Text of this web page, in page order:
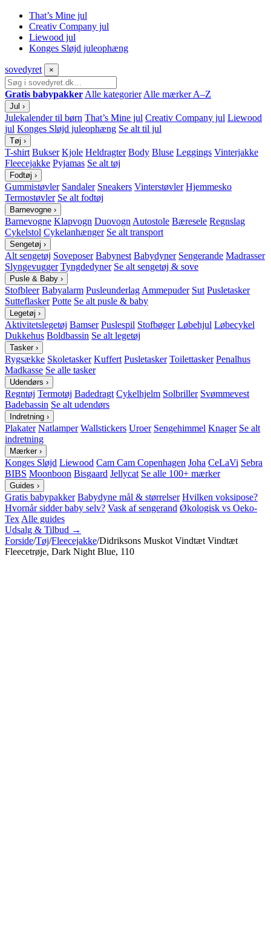
That’s Mine jul
Creativ Company jul
Liewood jul
Konges Sløjd juleophæng
sovedyret ×
Gratis babypakker Alle kategorier Alle mærker A–Z
Jul ›
Julekalender til børn That’s Mine jul Creativ Company jul Liewood
jul Konges Sløjd juleophæng Se alt til jul
Tøj ›
T-shirt Bukser Kjole Heldragter Body Bluse Leggings Vinterjakke
Fleecejakke Pyjamas Se alt tøj
Fodtøj ›
Gummistøvler Sandaler Sneakers Vinterstøvler Hjemmesko
Termostøvler Se alt fodtøj
Barnevogne ›
Barnevogne Klapvogn Duovogn Autostole Bæresele Regnslag
Cykelstol Cykelanhænger Se alt transport
Sengetøj ›
Alt sengetøj Soveposer Babynest Babydyner Sengerande Madrasser
Slyngevugger Tyngdedyner Se alt sengetøj & sove
Pusle & Baby ›
Stofbleer Babyalarm Pusleunderlag Ammepuder Sut Pusletasker
Sutteflasker Potte Se alt pusle & baby
Legetøj ›
Aktivitetslegetøj Bamser Puslespil Stofbøger Løbehjul Løbecykel
Dukkehus Boldbassin Se alt legetøj
Tasker ›
Rygsække Skoletasker Kuffert Pusletasker Toilettasker Penalhus
Madkasse Se alle tasker
Udendørs ›
Regntøj Termotøj Badedragt Cykelhjelm Solbriller Svømmevest
Badebassin Se alt udendørs
Indretning ›
Plakater Natlamper Wallstickers Uroer Sengehimmel Knager Se alt
indretning
Mærker ›
Konges Sløjd Liewood Cam Cam Copenhagen Joha CeLaVi Sebra
BIBS Moonboon Bisgaard Jellycat Se alle 100+ mærker
Guides ›
Gratis babypakker Babydyne mål & størrelser Hvilken voksipose?
Hvornår sidder baby selv? Vask af sengerand Økologisk vs Oeko-
Tex Alle guides
Udsalg & Tilbud →
Forside/Tøj/Fleecejakke/Didriksons Muskot Vindtæt Vindtæt
Fleecetrøje, Dark Night Blue, 110